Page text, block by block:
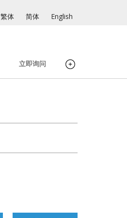
繁体 简体 English
立即询问